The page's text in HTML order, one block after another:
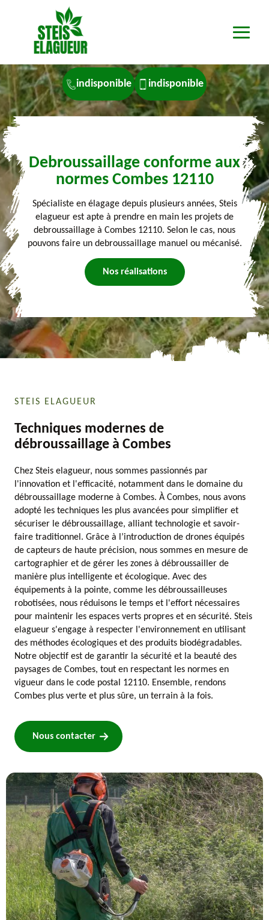
indisponible indisponible
Debroussaillage conforme aux
normes Combes 12110
Spécialiste en élagage depuis plusieurs années, Steis
elagueur est apte à prendre en main les projets de
debroussaillage à Combes 12110. Selon le cas, nous
pouvons faire un debroussaillage manuel ou mécanisé.
Nos réalisations
STEIS ELAGUEUR
Techniques modernes de
débroussaillage à Combes
Chez Steis elagueur, nous sommes passionnés par
l'innovation et l'efficacité, notamment dans le domaine du
débroussaillage moderne à Combes. À Combes, nous avons
adopté les techniques les plus avancées pour simplifier et
sécuriser le débroussaillage, alliant technologie et savoir-
faire traditionnel. Grâce à l’introduction de drones équipés
de capteurs de haute précision, nous sommes en mesure de
cartographier et de gérer les zones à débroussailler de
manière plus intelligente et écologique. Avec des
équipements à la pointe, comme les débroussailleuses
robotisées, nous réduisons le temps et l'effort nécessaires
pour maintenir les espaces verts propres et en sécurité. Steis
elagueur s'engage à respecter l'environnement en utilisant
des méthodes écologiques et des produits biodégradables.
Notre objectif est de garantir la sécurité et la beauté des
paysages de Combes, tout en respectant les normes en
vigueur dans le code postal 12110. Ensemble, rendons
Combes plus verte et plus sûre, un terrain à la fois.
Nous contacter